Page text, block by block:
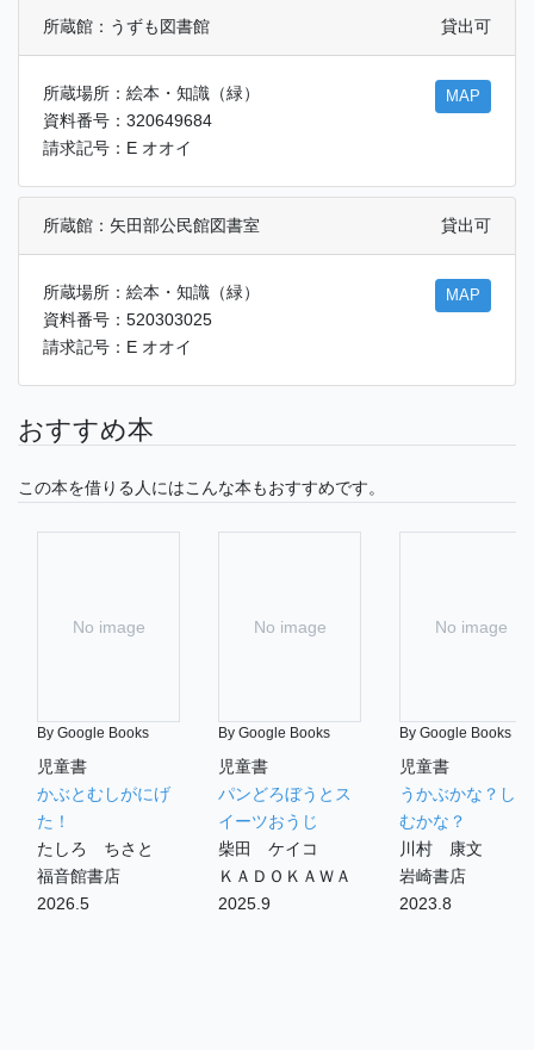
所蔵館：うずも図書館 貸出可
所蔵場所：絵本・知識（緑）
資料番号：320649684
請求記号：E オオイ
MAP
所蔵館：矢田部公民館図書室 貸出可
所蔵場所：絵本・知識（緑）
資料番号：520303025
請求記号：E オオイ
MAP
おすすめ本
この本を借りる人にはこんな本もおすすめです。
No image
By Google Books
児童書
かぶとむしがにげ
た！
たしろ ちさと
福音館書店
2026.5
No image
By Google Books
児童書
パンどろぼうとス
イーツおうじ
柴田 ケイコ
ＫＡＤＯＫＡＷＡ
2025.9
No image
By Google Books
児童書
うかぶかな？しず
むかな？
川村 康文
岩崎書店
2023.8